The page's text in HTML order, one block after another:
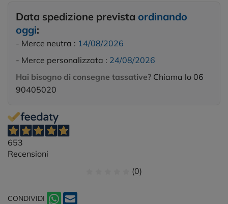
Data spedizione prevista ordinando
oggi:
- Merce neutra : 14/08/2026
- Merce personalizzata : 24/08/2026
Hai bisogno di consegne tassative? Chiama lo 06
90405020
653
Recensioni
(0)
CONDIVIDI